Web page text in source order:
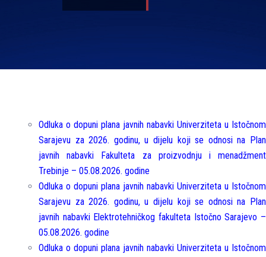
Odluka o dopuni plana javnih nabavki Univerziteta u Istočnom
Sarajevu za 2026. godinu, u dijelu koji se odnosi na Plan
javnih nabavki Fakulteta za proizvodnju i menadžment
Trebinje – 05.08.2026. godine
Odluka o dopuni plana javnih nabavki Univerziteta u Istočnom
Sarajevu za 2026. godinu, u dijelu koji se odnosi na Plan
javnih nabavki Elektrotehničkog fakulteta Istočno Sarajevo –
05.08.2026. godine
Odluka o dopuni plana javnih nabavki Univerziteta u Istočnom